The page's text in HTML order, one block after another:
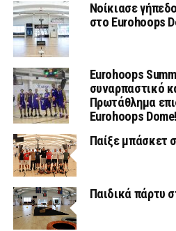
Νοίκιασε
στο Eurohoops
Eurohoops
συναρπαστικό
Πρωτάθλημα
Eurohoops Dome!
Παίξε μπάσκετ
Παιδικά πάρτυ